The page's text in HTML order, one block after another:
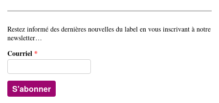
Restez informé des dernières nouvelles du label en vous inscrivant à notre
newsletter…
Courriel *